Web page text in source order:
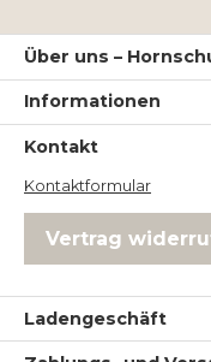
Über uns –
Informationen
Kontakt
Kontaktformular
Vertrag
Ladengeschäft